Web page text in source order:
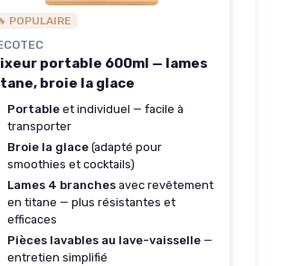
POPULAIRE
portable 600ml — lames
broie la glace
Portable et individuel — facile à
transporter
Broie la glace (adapté pour
smoothies et cocktails)
Lames 4 branches avec revêtement
en titane — plus résistantes et
efficaces
Pièces lavables au lave-vaisselle —
entretien simplifié